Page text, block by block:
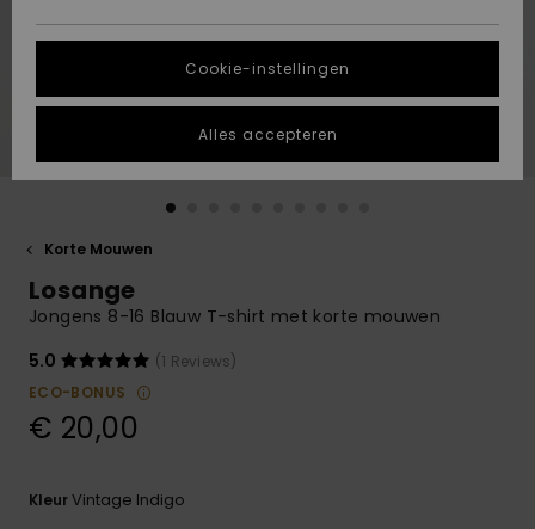
Highlights
Highlights
gesprek om het
snelste
vraag te
krijgen.
de meest
vragen en ons
contactformulier.
DUURZAAMHEID
STORE LOCATOR
VERLANGLIJST
Korte Mouwen
Losange
Jongens 8-16 Blauw T-shirt met korte mouwen
5.0
(1 Reviews)
ECO-BONUS
€ 20,00
KleurVintage Indigo
Cookie-instellingen
Alles accepteren